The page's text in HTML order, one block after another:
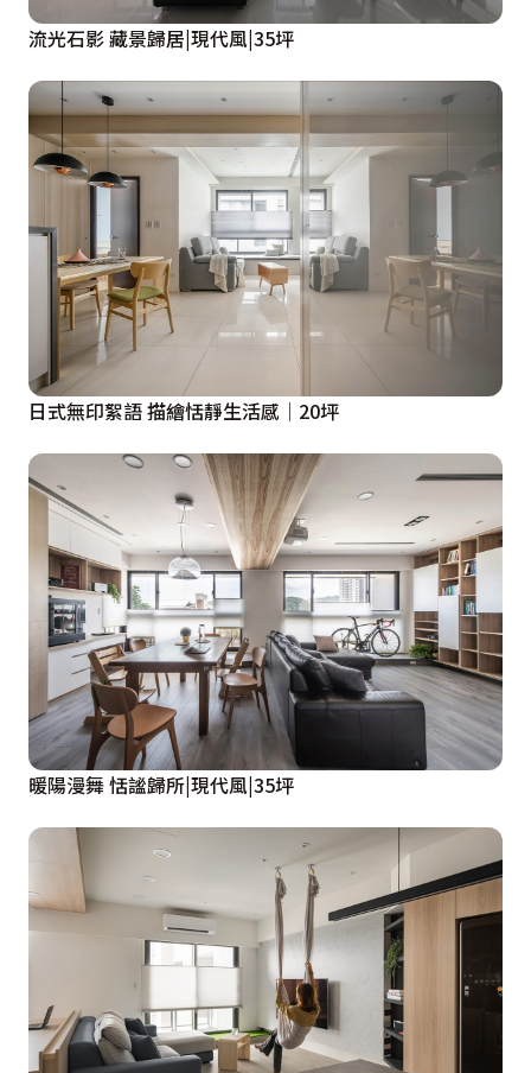
流光石影 藏景歸居|現代風|35坪
日式無印絮語 描繪恬靜生活感│20坪
暖陽漫舞 恬謐歸所|現代風|35坪